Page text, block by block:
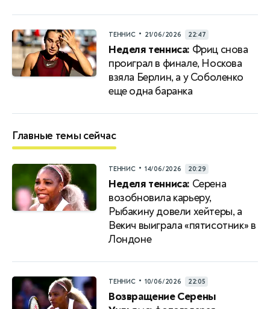
ТЕННИС • 21/06/2026 22:47
Неделя тенниса: Фриц снова
проиграл в финале, Носкова
взяла Берлин, а у Соболенко
еще одна баранка
Главные темы сейчас
ТЕННИС • 14/06/2026 20:29
Неделя тенниса: Серена
возобновила карьеру,
Рыбакину довели хейтеры, а
Векич выиграла «пятисотник» в
Лондоне
ТЕННИС • 10/06/2026 22:05
Возвращение Серены